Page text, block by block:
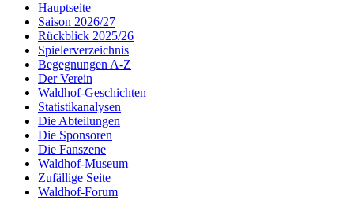
Hauptseite
Saison 2026/27
Rückblick 2025/26
Spielerverzeichnis
Begegnungen A-Z
Der Verein
Waldhof-Geschichten
Statistikanalysen
Die Abteilungen
Die Sponsoren
Die Fanszene
Waldhof-Museum
Zufällige Seite
Waldhof-Forum